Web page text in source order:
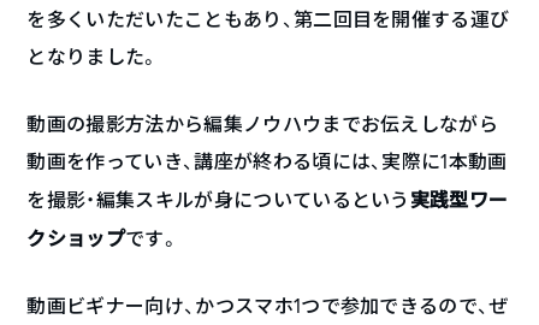
を多くいただいたこともあり、第二回目を開催する運び
となりました。
動画の撮影方法から編集ノウハウまでお伝えしながら
動画を作っていき、講座が終わる頃には、実際に1本動画
を撮影・編集スキルが身についているという 実践型ワー
クショップです。
動画ビギナー向け、かつスマホ1つで参加できるので、ぜ